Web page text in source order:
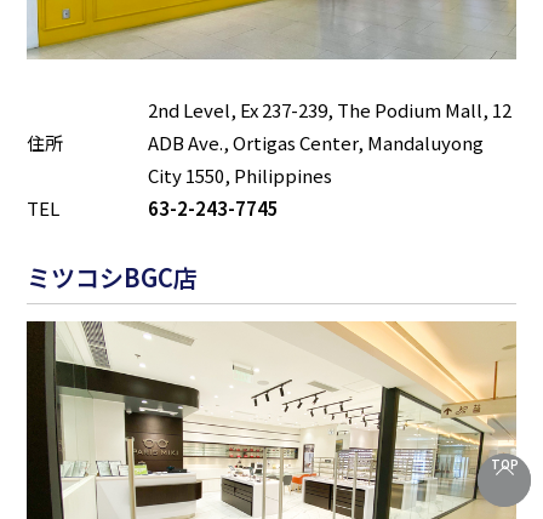
住所
2nd Level, Ex 237-239, The Podium Mall, 12
ADB Ave., Ortigas Center, Mandaluyong
City 1550, Philippines
TEL
63-2-243-7745
ミツコシBGC店
TOP
TOP